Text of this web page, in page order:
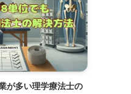
が多い理学療法士の